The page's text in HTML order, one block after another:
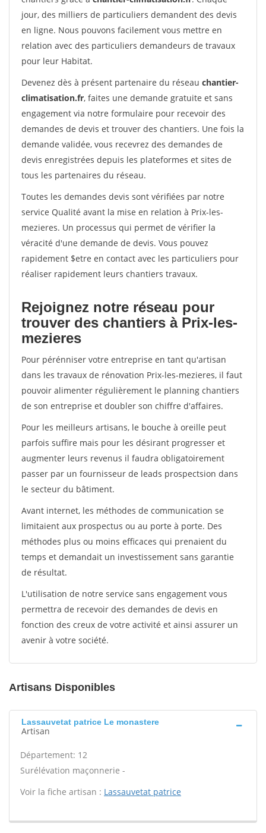
jour, des milliers de particuliers demandent des devis
en ligne. Nous pouvons facilement vous mettre en
relation avec des particuliers demandeurs de travaux
pour leur Habitat.
Devenez dès à présent partenaire du réseau chantier-
climatisation.fr, faites une demande gratuite et sans
engagement via notre formulaire pour recevoir des
demandes de devis et trouver des chantiers. Une fois la
demande validée, vous recevrez des demandes de
devis enregistrées depuis les plateformes et sites de
tous les partenaires du réseau.
Toutes les demandes devis sont vérifiées par notre
service Qualité avant la mise en relation à Prix-les-
mezieres. Un processus qui permet de vérifier la
véracité d'une demande de devis. Vous pouvez
rapidement $etre en contact avec les particuliers pour
réaliser rapidement leurs chantiers travaux.
Rejoignez notre réseau pour
trouver des chantiers à Prix-les-
mezieres
Pour pérénniser votre entreprise en tant qu'artisan
dans les travaux de rénovation Prix-les-mezieres, il faut
pouvoir alimenter régulièrement le planning chantiers
de son entreprise et doubler son chiffre d'affaires.
Pour les meilleurs artisans, le bouche à oreille peut
parfois suffire mais pour les désirant progresser et
augmenter leurs revenus il faudra obligatoirement
passer par un fournisseur de leads prospectsion dans
le secteur du bâtiment.
Avant internet, les méthodes de communication se
limitaient aux prospectus ou au porte à porte. Des
méthodes plus ou moins efficaces qui prenaient du
temps et demandait un investissement sans garantie
de résultat.
L'utilisation de notre service sans engagement vous
permettra de recevoir des demandes de devis en
fonction des creux de votre activité et ainsi assurer un
avenir à votre société.
Artisans Disponibles
Lassauvetat patrice Le monastere
Artisan
Département: 12
Surélévation maçonnerie -
Voir la fiche artisan : Lassauvetat patrice